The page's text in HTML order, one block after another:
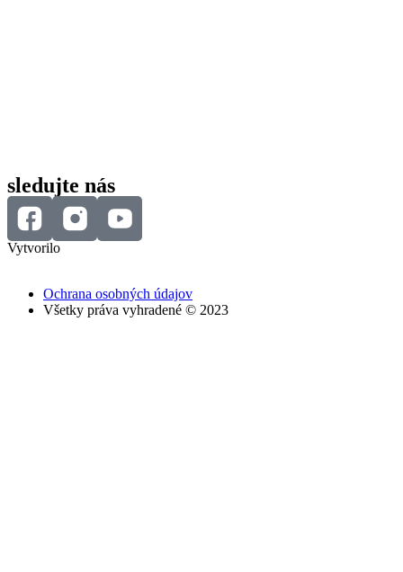
sledujte nás
Vytvorilo
Ochrana osobných údajov
Všetky práva vyhradené © 2023